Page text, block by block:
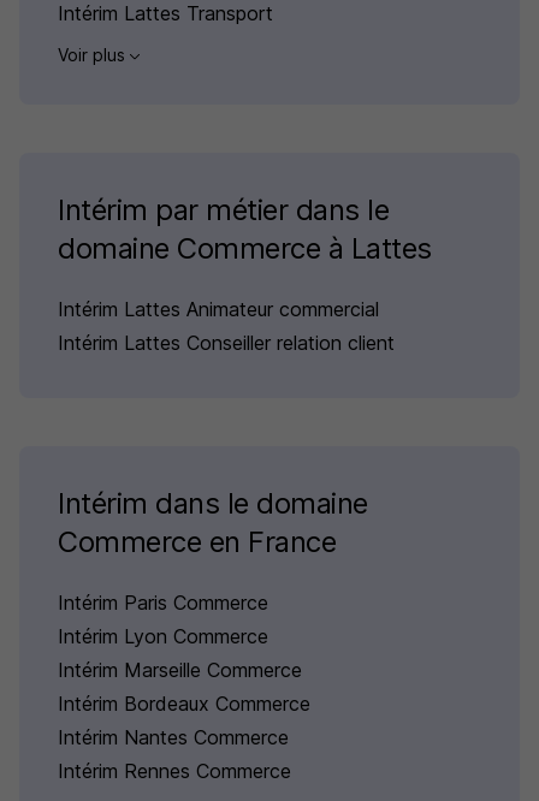
Intérim Lattes Transport
Voir plus
Intérim par métier dans le
domaine Commerce à Lattes
Intérim Lattes Animateur commercial
Intérim Lattes Conseiller relation client
Intérim dans le domaine
Commerce en France
Intérim Paris Commerce
Intérim Lyon Commerce
Intérim Marseille Commerce
Intérim Bordeaux Commerce
Intérim Nantes Commerce
Intérim Rennes Commerce